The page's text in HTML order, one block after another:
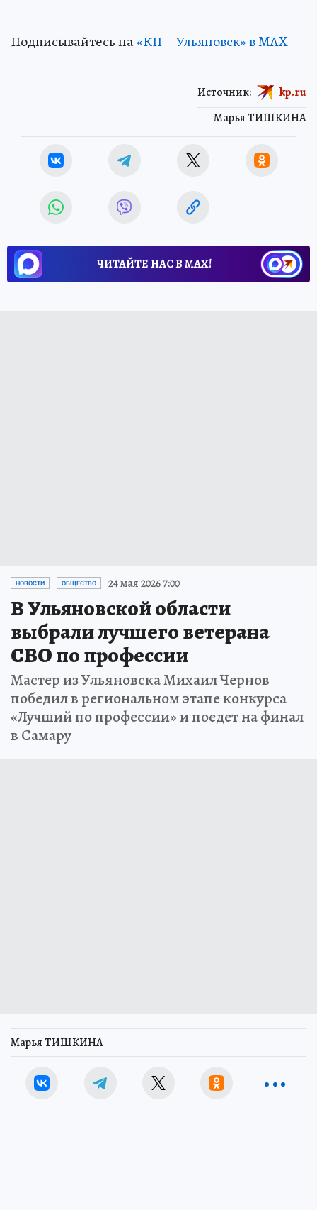
Подписывайтесь на«КП – Ульяновск» в MAX
Марья ТИШКИНА
Источник: kp.ru
ЧИТАЙТЕ НАС В МАХ!
НОВОСТИ ОБЩЕСТВО 24 мая 2026 7:00
В Ульяновской области
выбрали лучшего ветерана
СВО по профессии
Мастер из Ульяновска Михаил Чернов
победил в региональном этапе конкурса
«Лучший по профессии» и поедет на финал
в Самару
Марья ТИШКИНА